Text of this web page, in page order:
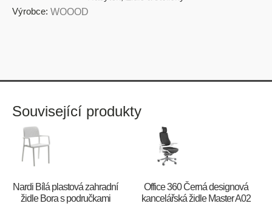
Výrobce: WOOOD
Související produkty
Nardi Bílá plastová zahradní
židle Bora s područkami
Office 360 Černá designová
kancelářská židle Master A02